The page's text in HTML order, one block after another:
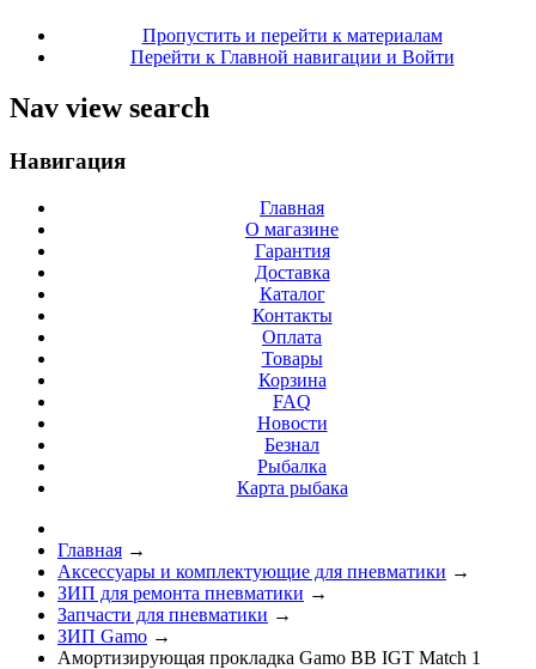
Пропустить и перейти к материалам
Перейти к Главной навигации и Войти
Nav view search
Навигация
Главная
О магазине
Гарантия
Доставка
Каталог
Контакты
Оплата
Товары
Корзина
FAQ
Новости
Безнал
Рыбалка
Карта рыбака
Главная →
Аксессуары и комплектующие для пневматики →
ЗИП для ремонта пневматики →
Запчасти для пневматики →
ЗИП Gamo →
Амортизирующая прокладка Gamo BB IGT Match 1